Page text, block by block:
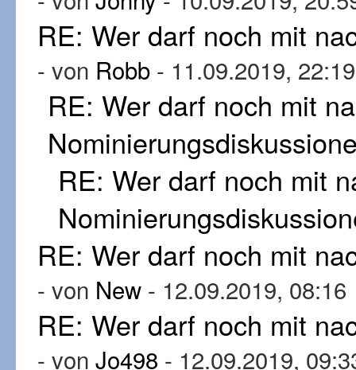
RE: Wer darf noch mit
- von Robb - 11.09.2019, 22:19
RE: Wer darf noch mit
RE: Wer darf noch mit
RE: Wer darf noch mit
- von New - 12.09.2019, 08:16
RE: Wer darf noch mit
- von Jo498 - 12.09.2019,